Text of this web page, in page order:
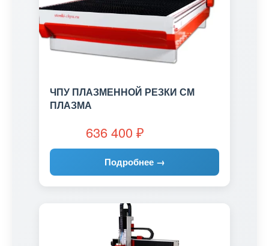
ЧПУ ПЛАЗМЕННОЙ РЕЗКИ СМ
ПЛАЗМА
636 400 ₽
Подробнее →